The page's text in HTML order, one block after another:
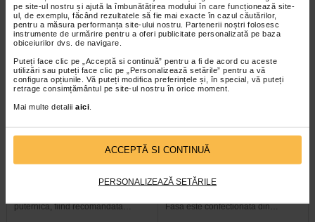
pe site-ul nostru și ajută la îmbunătățirea modului în care funcționează site-
ul, de exemplu, făcând rezultatele să fie mai exacte în cazul căutărilor,
pentru a măsura performanța site-ului nostru. Partenerii noștri folosesc
instrumente de urmărire pentru a oferi publicitate personalizată pe baza
obiceiurilor dvs. de navigare.
Puteți face clic pe „Acceptă si continuă” pentru a fi de acord cu aceste
utilizări sau puteți face clic pe „Personalizează setările” pentru a vă
configura opțiunile. Vă puteți modifica preferințele și, în special, vă puteți
retrage consimțământul pe site-ul nostru în orice moment.
Mai multe detalii aici
ACCEPTĂ SI CONTINUĂ
PERSONALIZEAZĂ SETĂRILE
Fasa elastica pentru compresie
HartMann Putter fasa elastica 10cm
puternica, fiind recomandata…
HartMann Putter fasa elastica
8cm x 5m
HartMann Putter fasa elastica 8cm
Fasa este confectionata din…